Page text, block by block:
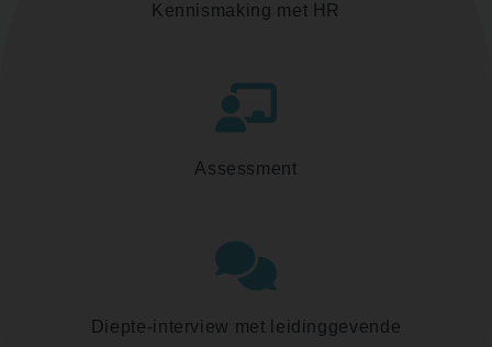
Kennismaking met HR
Assessment
Diepte-interview met leidinggevende